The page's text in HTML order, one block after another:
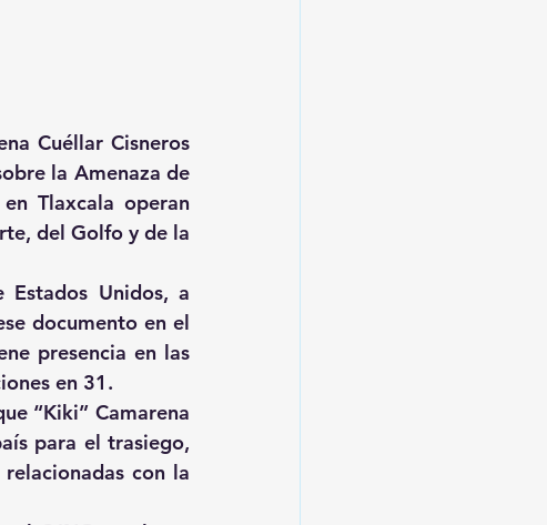
Cuéllar Cisneros
la Amenaza de
Tlaxcala operan
del Golfo y de la
Unidos, a
documento en el
presencia en las
en 31.
“Kiki” Camarena
para el trasiego,
con la